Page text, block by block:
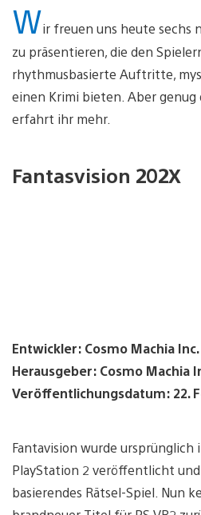
Wir freuen uns heute sechs
zu präsentieren, die den
rhythmusbasierte Auftritte,
einen Krimi bieten. Aber genug
erfahrt ihr mehr.
Fantasvision 202X
Entwickler: Cosmo Machia Inc.
Herausgeber: Cosmo Machia
Veröffentlichungsdatum: 22.
Fantavision wurde ursprünglich
PlayStation 2 veröffentlicht
basierendes Rätsel-Spiel. Nun